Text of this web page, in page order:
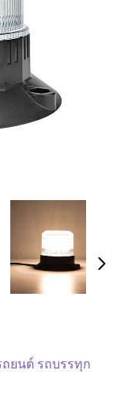
ถยนต์ รถบรรทุก